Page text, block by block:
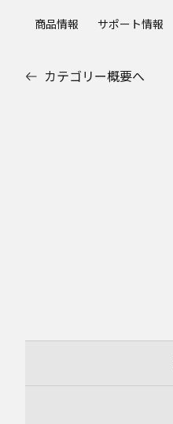
商品情報 サポート情報
カテゴリー概要へ